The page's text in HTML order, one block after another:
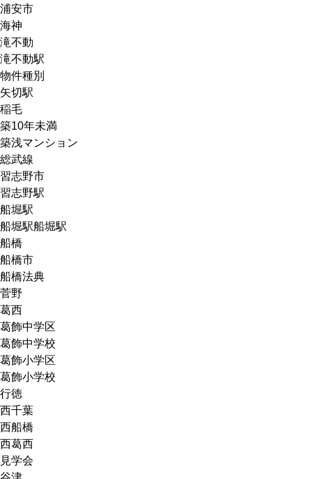
浦安市
海神
滝不動
滝不動駅
物件種別
矢切駅
稲毛
築10年未満
築浅マンション
総武線
習志野市
習志野駅
船堀駅
船堀駅船堀駅
船橋
船橋市
船橋法典
菅野
葛西
葛飾中学区
葛飾中学校
葛飾小学区
葛飾小学校
行徳
西千葉
西船橋
西葛西
見学会